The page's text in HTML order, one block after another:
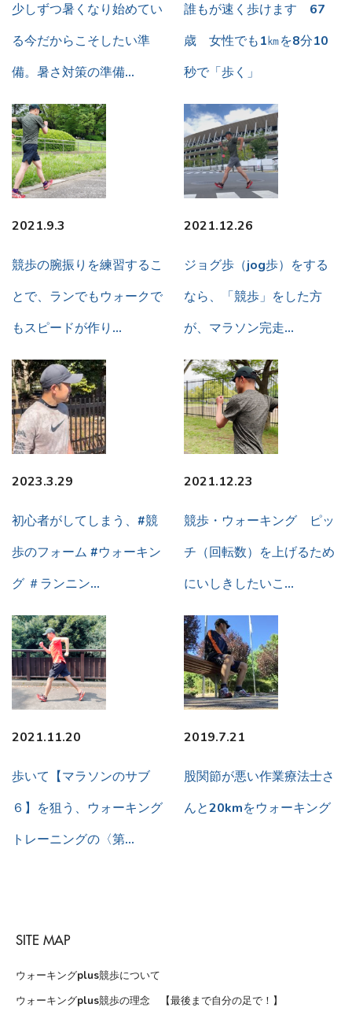
少しずつ暑くなり始めてい
る今だからこそしたい準
備。暑さ対策の準備…
誰もが速く歩けます 67
歳 女性でも1㎞を8分10
秒で「歩く」
2021.9.3
競歩の腕振りを練習するこ
とで、ランでもウォークで
もスピードが作り…
2021.12.26
ジョグ歩（jog歩）をする
なら、「競歩」をした方
が、マラソン完走…
2023.3.29
初心者がしてしまう、#競
歩のフォーム #ウォーキン
グ ＃ランニン…
2021.12.23
競歩・ウォーキング ピッ
チ（回転数）を上げるため
にいしきしたいこ…
2021.11.20
歩いて【マラソンのサブ
６】を狙う、ウォーキング
トレーニングの〈第…
2019.7.21
股関節が悪い作業療法士さ
んと20kmをウォーキング
SITE MAP
ウォーキングplus競歩について
ウォーキングplus競歩の理念 【最後まで自分の足で！】